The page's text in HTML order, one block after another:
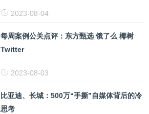
2023-08-04
每周案例公关点评：东方甄选 饿了么 椰树
Twitter
2023-08-03
比亚迪、长城：500万“手撕”自媒体背后的冷
思考